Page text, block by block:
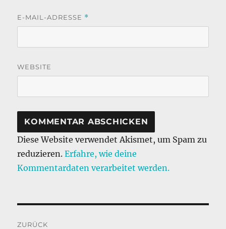
E-MAIL-ADRESSE *
WEBSITE
Diese Website verwendet Akismet, um Spam zu
reduzieren.Erfahre, wie deine
Kommentardaten verarbeitet werden.
ZURÜCK